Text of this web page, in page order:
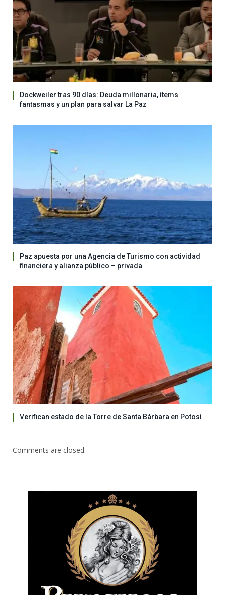
Dockweiler tras 90 días: Deuda millonaria, ítems
fantasmas y un plan para salvar La Paz
Paz apuesta por una Agencia de Turismo con actividad
financiera y alianza público – privada
Verifican estado de la Torre de Santa Bárbara en Potosí
Comments are closed.